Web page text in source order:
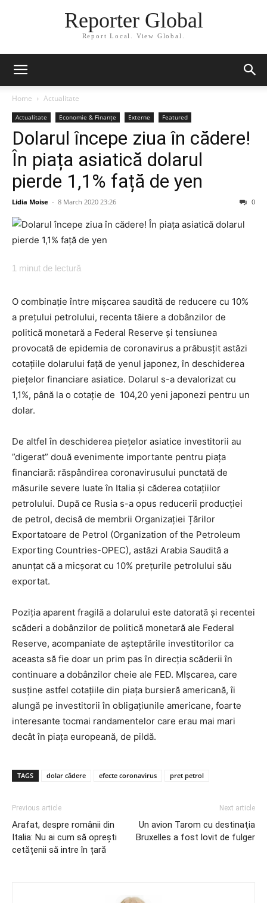
Reporter Global
Report Local. View Global.
Home Actualitate
Actualitate Economie & Finanțe Externe Featured
Dolarul începe ziua în cădere!
În piața asiatică dolarul
pierde 1,1% față de yen
Lidia Moise - 8 March 2020 23:26 0
1 minut de lectură
O combinație între mișcarea saudită de reducere cu 10%
a prețului petrolului, recenta tăiere a dobânzilor de
politică monetară a Federal Reserve și tensiunea
provocată de epidemia de coronavirus a prăbusțit astăzi
cotațiile dolarului față de yenul japonez, în deschiderea
piețelor financiare asiatice. Dolarul s-a devalorizat cu
1,1%, până la o cotație de 104,20 yeni japonezi pentru un
dolar.
De altfel în deschiderea piețelor asiatice investitorii au
”digerat” două evenimente importante pentru piața
financiară: răspândirea coronavirusului punctată de
măsurile severe luate în Italia și căderea cotațiilor
petrolului. După ce Rusia s-a opus reducerii producției
de petrol, decisă de membrii Organizației Țărilor
Exportatoare de Petrol (Organization of the Petroleum
Exporting Countries-OPEC), astăzi Arabia Saudită a
anunțat că a micșorat cu 10% prețurile petrolului său
exportat.
Poziția aparent fragilă a dolarului este datorată și recentei
scăderi a dobânzilor de politică monetară ale Federal
Reserve, acompaniate de așteptările investitorilor ca
aceasta să fie doar un prim pas în direcția scăderii în
continuare a dobânzilor cheie ale FED. MIșcarea, care
susține astfel cotațiile din piața bursieră americană, îi
alungă pe investitorii în obligațiunile americane, foarte
interesante tocmai randamentelor care erau mai mari
decât în piața europeană, de pildă.
TAGS dolar cădere efecte coronavirus pret petrol
Previous article
Arafat, despre românii din
Italia: Nu ai cum să oprești
cetățenii să intre în țară
Next article
Un avion Tarom cu destinaţia
Bruxelles a fost lovit de fulger